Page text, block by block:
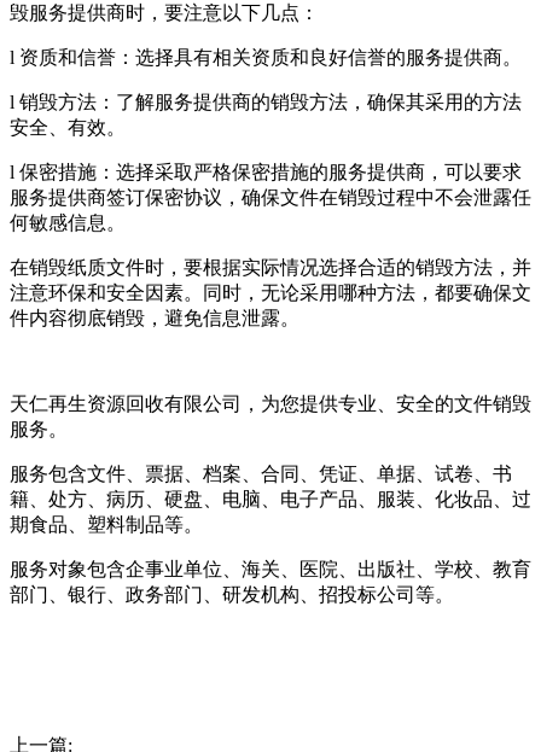
毁服务提供商时，要注意以下几点：
l 资质和信誉：选择具有相关资质和良好信誉的服务提供商。
l 销毁方法：了解服务提供商的销毁方法，确保其采用的方法
安全、有效。
l 保密措施：选择采取严格保密措施的服务提供商，可以要求
服务提供商签订保密协议，确保文件在销毁过程中不会泄露任
何敏感信息。
在销毁纸质文件时，要根据实际情况选择合适的销毁方法，并
注意环保和安全因素。同时，无论采用哪种方法，都要确保文
件内容彻底销毁，避免信息泄露。
天仁再生资源回收有限公司，为您提供专业、安全的文件销毁
服务。
服务包含文件、票据、档案、合同、凭证、单据、试卷、书
籍、处方、病历、硬盘、电脑、电子产品、服装、化妆品、过
期食品、塑料制品等。
服务对象包含企事业单位、海关、医院、出版社、学校、教育
部门、银行、政务部门、研发机构、招投标公司等。
上一篇: